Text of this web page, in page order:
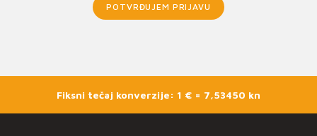
POTVRĐUJEM PRIJAVU
Fiksni tečaj konverzije: 1 € = 7,53450 kn